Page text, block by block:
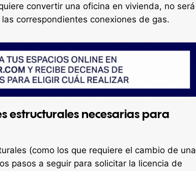
convertir una oficina en vivienda, no será
correspondientes conexiones de gas.
estructurales necesarias para
(como los que requiere el cambio de una
pasos a seguir para solicitar la licencia de